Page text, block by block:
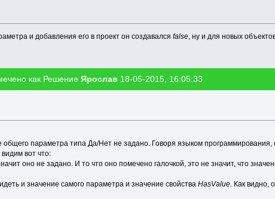
и добавления его в проект он создавалсяfalse , ну и для новых
как РешениеЯрослав 18-05-2015, 16:05:33
общего параметра типа Да/Нет не задано. Говоря языком
вот что:
оно не задано. И то что оно помечено галочкой, это не значит, что
и значение самого параметра и значение свойстваHasValue . Как